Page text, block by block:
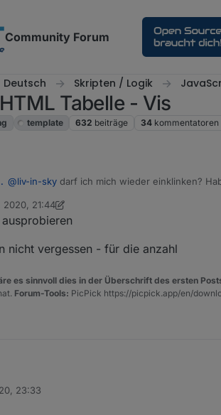
Community Forum
Deutsch Skripten / Logik
Tabelle - Vis
template 632 beiträge 34 kommentatoren
@liv-in-sky darf ich mich wieder einklinken?
2020, 21:44
in-sky
nicht vergessen - für die anzahl
es sinnvoll dies in der Überschrift des ersten
Forum-Tools: PicPick https://picpick.app/en/
23:33